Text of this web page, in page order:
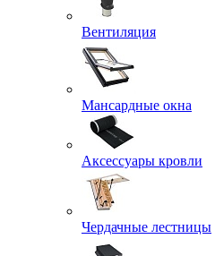
Вентиляция
Мансардные окна
Аксессуары кровли
Чердачные лестницы